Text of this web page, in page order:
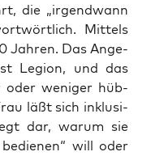
die „irgend­wann
Mit­tels
Jah­ren. Das Ange­
Legi­on, und das
oder weni­ger hüb­
läßt sich inklu­si­
dar, war­um sie
will oder